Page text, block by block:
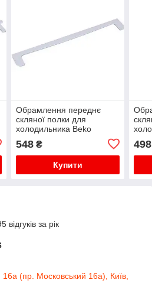
Обрамлення переднє
скляної полки для
холодильника Beko
548₴
Купити
498
за рік
(пр. Московський 16а), Київ,